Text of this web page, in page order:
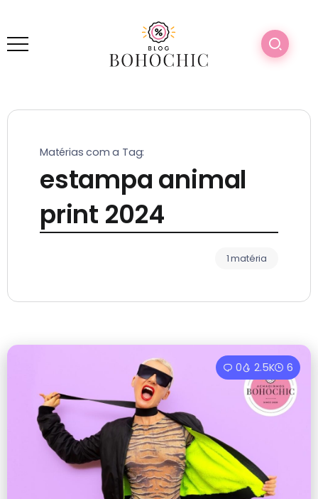
Matérias com a Tag:
estampa animal
print 2024
1 matéria
0 2.5K 6